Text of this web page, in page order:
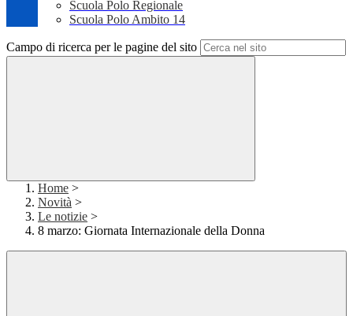
Scuola Polo Regionale
Scuola Polo Ambito 14
Campo di ricerca per le pagine del sito
Home >
Novità >
Le notizie >
8 marzo: Giornata Internazionale della Donna